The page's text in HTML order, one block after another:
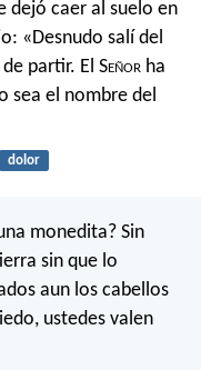
dejó caer al suelo en
«Desnudo salí del
partir. El Señor ha
sea el nombre del
dolor
monedita? Sin
sin que lo
aun los cabellos
ustedes valen